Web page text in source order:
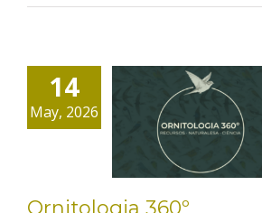
14
May, 2026
Ornitologia
360º
Ornitologia 360º